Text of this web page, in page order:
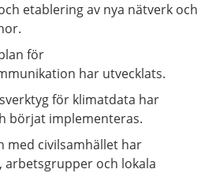
etablering av nya nätverk och
för
har utvecklats.
för klimatdata har
börjat implementeras.
med civilsamhället har
arbetsgrupper och lokala